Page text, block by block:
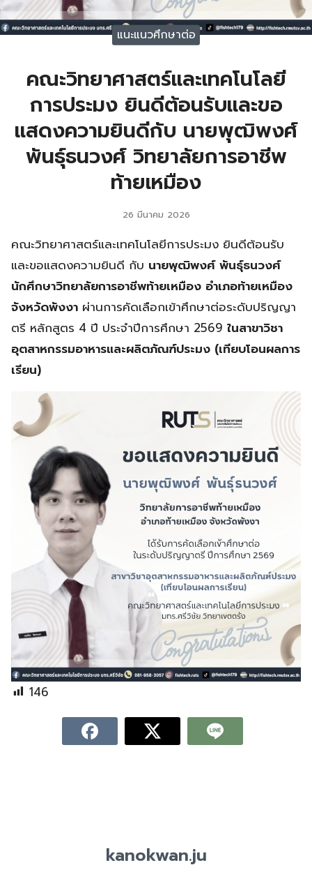
แนะแนวศึกษาต่อ
คณะวิทยาศาสตร์และเทคโนโลยี
การประมง ยินดีต้อนรับและขอ
แสดงความยินดีกับ นายพุฒิพงศ์
พันธุ์ธนวงศ์ วิทยาลัยการอาชีพ
ท้ายเหมือง
26 มีนาคม 2026
คณะวิทยาศาสตร์และเทคโนโลยีการประมง ยินดีต้อนรับ
และขอแสดงความยินดี กับ นายพุฒิพงศ์ พันธุ์ธนวงศ์
นักศึกษาวิทยาลัยการอาชีพท้ายเหมือง อำเภอท้ายเหมือง
จังหวัดพังงา ผ่านการคัดเลือกเข้าศึกษาต่อระดับปริญญา
ตรี หลักสูตร 4 ปี ประจำปีการศึกษา 2569 ในสาขาวิชา
อุตสาหกรรมอาหารและผลิตภัณฑ์ประมง (เทียบโอนผลการ
เรียน)
146
kanokwan.ju